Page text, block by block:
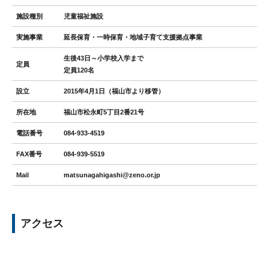
施設種別 児童福祉施設
実施事業 延長保育・一時保育・地域子育て支援拠点事業
定員
生後43日～小学校入学まで
定員120名
設立 2015年4月1日（福山市より移管）
所在地 福山市松永町5丁目2番21号
電話番号 084-933-4519
FAX番号 084-939-5519
Mail matsunagahigashi@zeno.or.jp
アクセス